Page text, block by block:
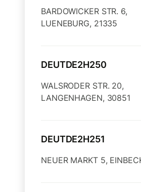
BARDOWICKER STR. 6,
LUENEBURG, 21335
DEUTDE2H250
WALSRODER STR. 20,
LANGENHAGEN, 30851
DEUTDE2H251
NEUER MARKT 5,